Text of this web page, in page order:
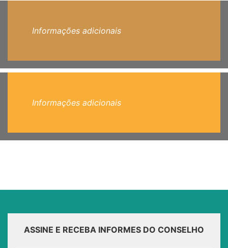
Informações adicionais
Informações adicionais
ASSINE E RECEBA INFORMES DO CONSELHO